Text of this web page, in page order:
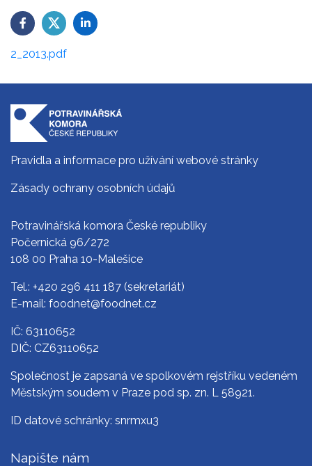
2_2013.pdf
Pravidla a informace pro užívání webové stránky
Zásady ochrany osobních údajů
Potravinářská komora České republiky
Počernická 96/272
108 00 Praha 10-Malešice
Tel.: +420 296 411 187 (sekretariát)
E-mail: foodnet@foodnet.cz
IČ: 63110652
DIČ: CZ63110652
Společnost je zapsaná ve spolkovém rejstříku vedeném
Městským soudem v Praze pod sp. zn. L 58921.
ID datové schránky: snrmxu3
Napište nám